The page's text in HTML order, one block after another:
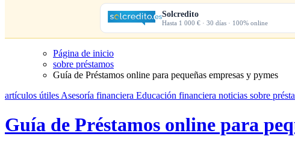
Solcredito
Hasta 1 000 € · 30 días · 100% online
Página de inicio
sobre préstamos
Guía de Préstamos online para pequeñas empresas y pymes
artículos útiles Asesoría financiera Educación financiera noticias sobre
Guía de Préstamos online para